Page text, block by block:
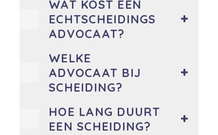
WAT KOST EEN
ECHTSCHEIDINGS
ADVOCAAT?
WELKE
ADVOCAAT BIJ
SCHEIDING?
HOE LANG DUURT
EEN SCHEIDING?